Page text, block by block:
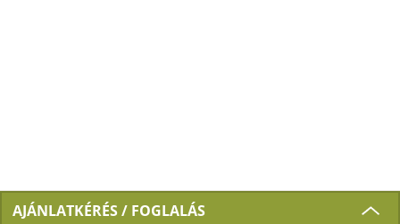
AJÁNLATKÉRÉS / FOGLALÁS